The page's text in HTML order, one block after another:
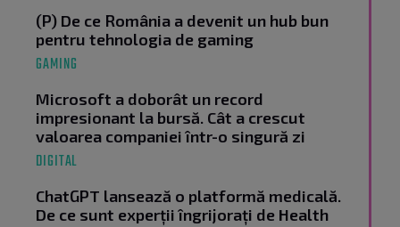
(P) De ce România a devenit un hub bun
pentru tehnologia de gaming
GAMING
Microsoft a doborât un record
impresionant la bursă. Cât a crescut
valoarea companiei într-o singură zi
DIGITAL
ChatGPT lansează o platformă medicală.
De ce sunt experții îngrijorați de Health